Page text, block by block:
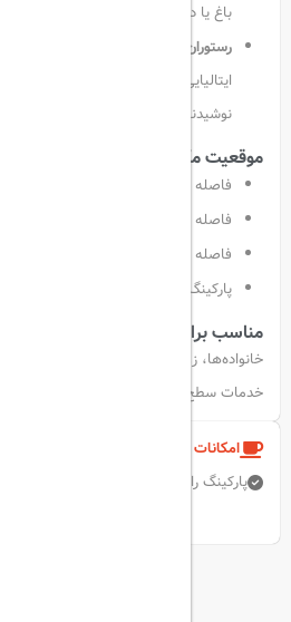
باغ یا دریاست.
رستوران‌ها و بارهای متنوع:
نوشیدنی‌های متنوع و کوکتل‌های
موقعیت مکانی عالی:
فاصله تا شهر تاریخی افسس: ۸ کیلومتر
فاصله تا مرکز کوش‌آداسی: ۸ کیلومتر
فاصله تا فرودگاه بین‌المللی ازمیر عدنان مندرس:
پارکینگ رایگان در محل هتل موجود است.
مناسب برای:
خانواده‌ها، زوج‌ها و همه مسافرانی که
خدمات سطح بالا و تجربه‌ای کامل از تعطیلات
امکانات و خدمات هتل
پارکینگ رایگان